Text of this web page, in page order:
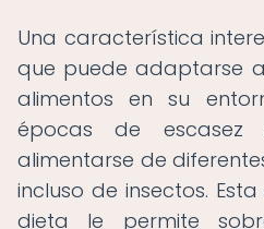
Una característica
que puede adaptarse
alimentos en su
épocas de escasez
alimentarse de
incluso de insectos.
dieta le permite